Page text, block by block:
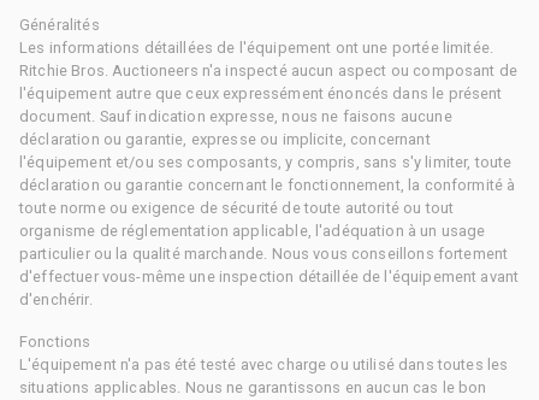
Généralités
Les informations détaillées de l'équipement ont une portée limitée.
Ritchie Bros. Auctioneers n'a inspecté aucun aspect ou composant de
l'équipement autre que ceux expressément énoncés dans le présent
document. Sauf indication expresse, nous ne faisons aucune
déclaration ou garantie, expresse ou implicite, concernant
l'équipement et/ou ses composants, y compris, sans s'y limiter, toute
déclaration ou garantie concernant le fonctionnement, la conformité à
toute norme ou exigence de sécurité de toute autorité ou tout
organisme de réglementation applicable, l'adéquation à un usage
particulier ou la qualité marchande. Nous vous conseillons fortement
d'effectuer vous-même une inspection détaillée de l'équipement avant
d'enchérir.
Fonctions
L'équipement n'a pas été testé avec charge ou utilisé dans toutes les
situations applicables. Nous ne garantissons en aucun cas le bon